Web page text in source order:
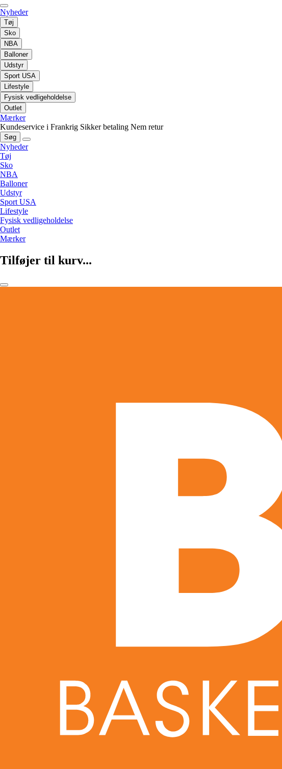
Nyheder
Tøj
Sko
NBA
Balloner
Udstyr
Sport USA
Lifestyle
Fysisk vedligeholdelse
Outlet
Mærker
Kundeservice i Frankrig Sikker betaling Nem retur
Søg
Nyheder
Tøj
Sko
NBA
Balloner
Udstyr
Sport USA
Lifestyle
Fysisk vedligeholdelse
Outlet
Mærker
Tilføjer til kurv...